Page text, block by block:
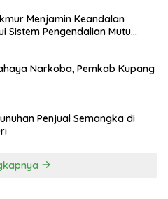
Menjamin Keandalan
Sistem Pengendalian Mutu
Narkoba, Pemkab Kupang
Penjual Semangka di